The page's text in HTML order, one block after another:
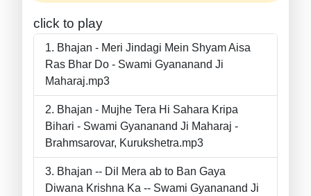
click to play
Bhajan - Meri Jindagi Mein Shyam Aisa
Ras Bhar Do - Swami Gyananand Ji
Maharaj.mp3
Bhajan - Mujhe Tera Hi Sahara Kripa
Bihari - Swami Gyananand Ji Maharaj -
Brahmsarovar, Kurukshetra.mp3
Bhajan -- Dil Mera ab to Ban Gaya
Diwana Krishna Ka -- Swami Gyananand Ji